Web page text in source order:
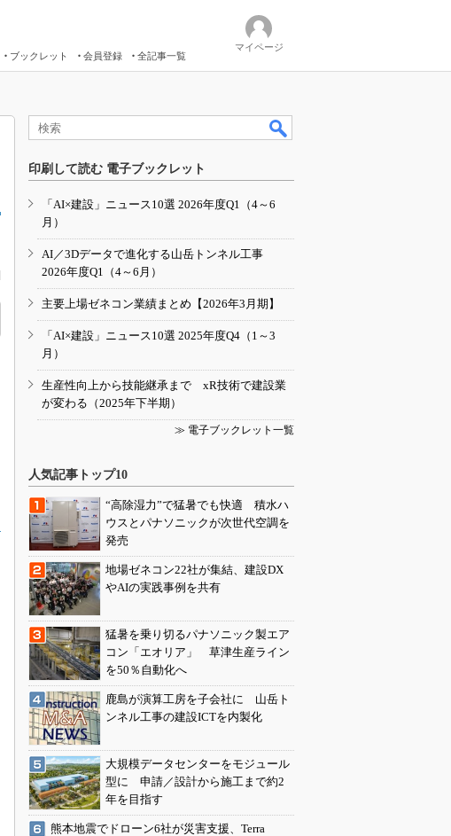
ブックレット 会員登録 全記事一覧
マイページ
印刷して読む 電子ブックレット
「AI×建設」ニュース10選 2026年度Q1（4～6
月）
AI／3Dデータで進化する山岳トンネル工事
2026年度Q1（4～6月）
主要上場ゼネコン業績まとめ【2026年3月期】
「AI×建設」ニュース10選 2025年度Q4（1～3
月）
生産性向上から技能継承まで xR技術で建設業
が変わる（2025年下半期）
≫ 電子ブックレット一覧
人気記事トップ10
“高除湿力”で猛暑でも快適 積水ハ
ウスとパナソニックが次世代空調を
発売
地場ゼネコン22社が集結、建設DX
やAIの実践事例を共有
猛暑を乗り切るパナソニック製エア
コン「エオリア」 草津生産ライン
を50％自動化へ
鹿島が演算工房を子会社に 山岳ト
ンネル工事の建設ICTを内製化
大規模データセンターをモジュール
型に 申請／設計から施工まで約2
年を目指す
熊本地震でドローン6社が災害支援、Terra